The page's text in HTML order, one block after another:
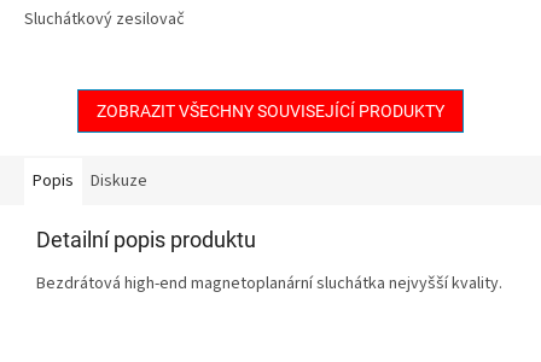
Sluchátkový zesilovač
ZOBRAZIT VŠECHNY SOUVISEJÍCÍ PRODUKTY
Popis Diskuze
Detailní popis produktu
Bezdrátová high-end magnetoplanární sluchátka nejvyšší kvality.